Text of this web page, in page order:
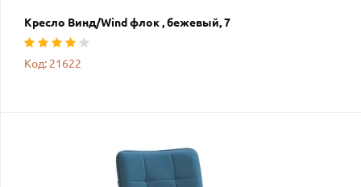
Кресло Винд/Wind флок , бежевый, 7
Код: 21622